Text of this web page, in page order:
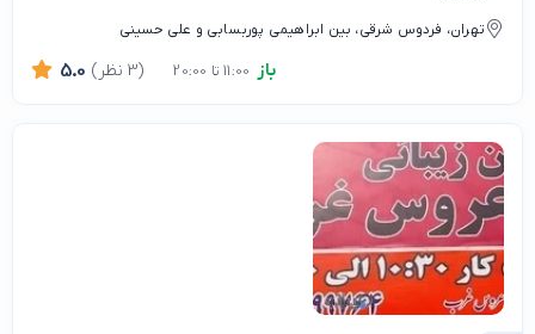
تهران، فردوس شرقی، بین ابراهیمی پوربسابی و علی حسینی
باز 5.0 (3 نظر)